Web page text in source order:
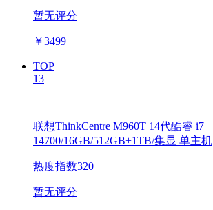
暂无评分
￥3499
TOP
13
联想ThinkCentre M960T 14代酷睿 i7
14700/16GB/512GB+1TB/集显 单主机
热度指数320
暂无评分